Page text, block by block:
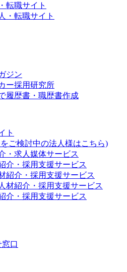
転職サイト
・転職サイト
ジン
ー採用研究所
履歴書・職歴書作成
ト
ご検討中の法人様はこちら)
・求人媒体サービス
介・採用支援サービス
紹介・採用支援サービス
材紹介・採用支援サービス
介・採用支援サービス
口